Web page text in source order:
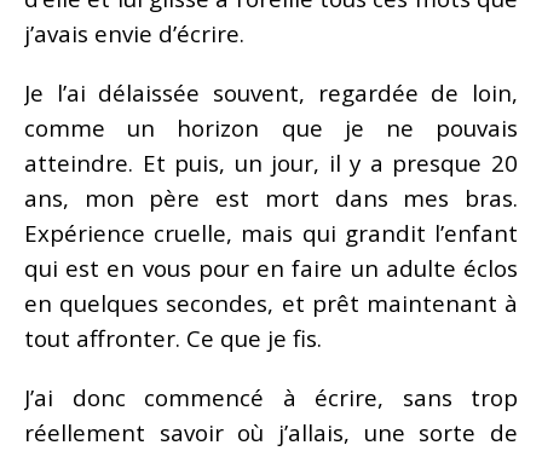
j’avais envie d’écrire.
Je l’ai délaissée souvent, regardée de loin,
comme un horizon que je ne pouvais
atteindre. Et puis, un jour, il y a presque 20
ans, mon père est mort dans mes bras.
Expérience cruelle, mais qui grandit l’enfant
qui est en vous pour en faire un adulte éclos
en quelques secondes, et prêt maintenant à
tout affronter. Ce que je fis.
J’ai donc commencé à écrire, sans trop
réellement savoir où j’allais, une sorte de